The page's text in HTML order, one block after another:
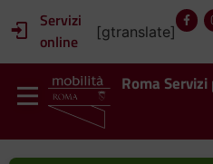
Servizi
online
[gtranslate]
Roma